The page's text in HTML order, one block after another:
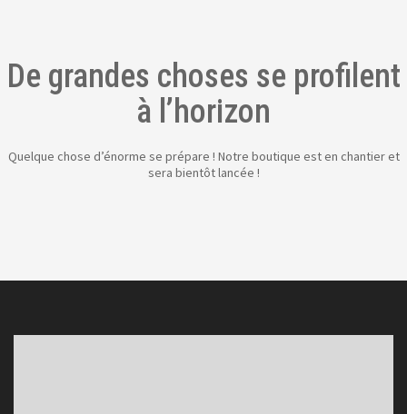
De grandes choses se profilent
à l’horizon
Quelque chose d’énorme se prépare ! Notre boutique est en chantier et
sera bientôt lancée !